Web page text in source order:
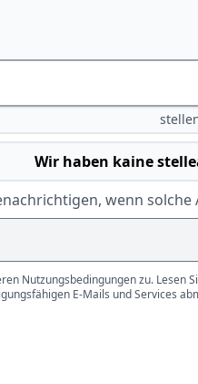
Wir haben kaine
wenn
Nutzungsbedingungen zu. Lesen
E-Mails und Services